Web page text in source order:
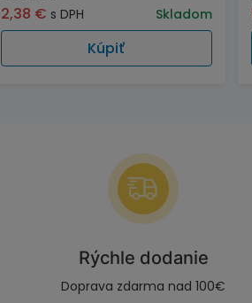
2,38 € s DPH Skladom
Kúpiť
Rýchle dodanie
Doprava zdarma nad 100€